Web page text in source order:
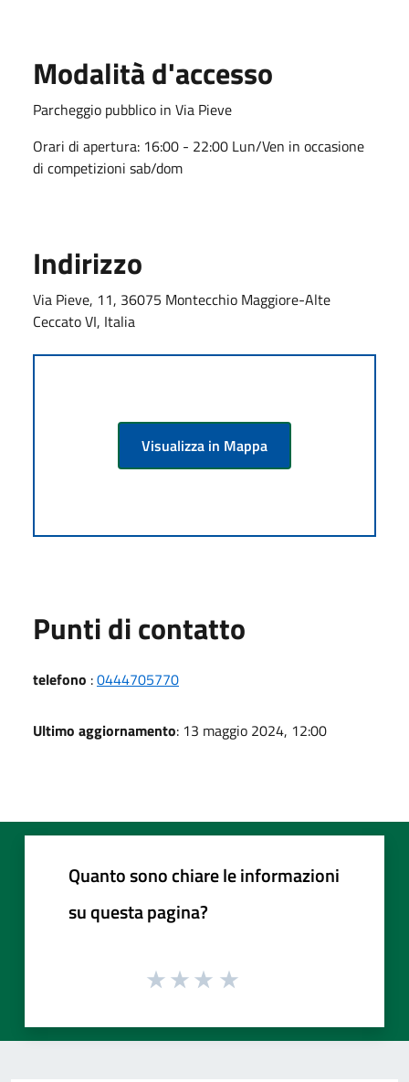
Modalità d'accesso
Parcheggio pubblico in Via Pieve
Orari di apertura: 16:00 - 22:00 Lun/Ven in occasione
di competizioni sab/dom
Indirizzo
Via Pieve, 11, 36075 Montecchio Maggiore-Alte
Ceccato VI, Italia
Visualizza in Mappa
Punti di contatto
telefono :0444705770
Ultimo aggiornamento: 13 maggio 2024, 12:00
Quanto sono chiare le informazioni
su questa pagina?